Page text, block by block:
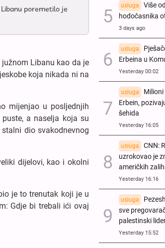
poremetilo je
Libanu kao da je
koja nikada ni na
mijenjao u posljednjih
a naselja koja su
dio svakodnevnog
dijelovi, kao i okolni
je to trenutak koji je u
Gdje bi trebali ići ovaj
usluga
Više
hodočasnika
3 days ago
usluga
Erbeina u
Yesterday 00:02
usluga
Erbein,
šehida
Yesterday 16:05
usluga
CNN:
uzrokovao je
američkih
Yesterday 16:16
usluga
sve
palestinski
Yesterday 15:52